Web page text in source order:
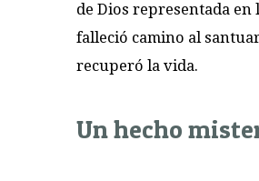
de Dios representada en
falleció camino al
recuperó la vida.
Un hecho